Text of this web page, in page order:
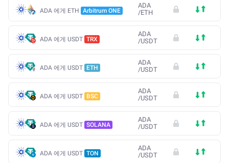
ADA 에게 ETH Arbitrum ONE
ADA
/ETH
ADA 에게 USDT TRX
ADA
/USDT
ADA 에게 USDT ETH
ADA
/USDT
ADA 에게 USDT BSC
ADA
/USDT
ADA 에게 USDT SOLANA
ADA
/USDT
ADA 에게 USDT TON
ADA
/USDT